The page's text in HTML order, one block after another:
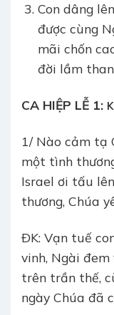
Con dâng
được cùng
mãi chốn
đời lầm
CA HIỆP LỄ 1:
1/ Nào cảm tạ
một tình
Israel ơi tấu
thương, Chúa
ÐK: Vạn tuế
vinh, Ngài
trên trần thế,
ngày Chúa đã